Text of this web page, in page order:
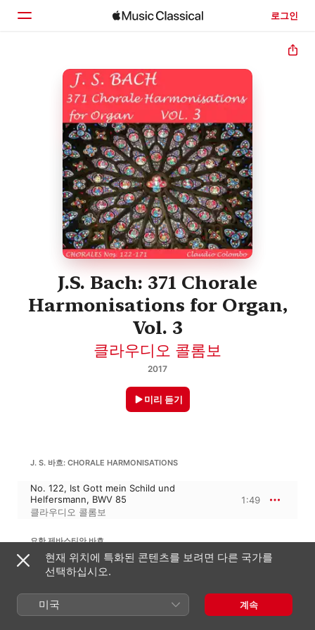
로그인
둘러보기
검색
J.S. Bach: 371 Chorale
Harmonisations for Organ,
Vol. 3
클라우디오 콜롬보
2017
미리 듣기
J. S. 바흐: CHORALE HARMONISATIONS
No. 122, Ist Gott mein Schild und
Helfersmann, BWV 85
클라우디오 콜롬보
1:49
요한 제바스티안 바흐
이제 모든 숲이 휴식을 취하네, BWV 756
No. 123, Helf't mir Gott's Güte preisen,
클라우디오 콜롬보
현재 위치에 특화된 콘텐츠를 보려면 다른 국가를
선택하십시오.
미국 계속